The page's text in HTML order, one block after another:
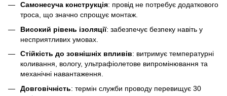
Самонесуча конструкція: провід не потребує додаткового
троса, що значно спрощує монтаж.
Високий рівень ізоляції: забезпечує безпеку навіть у
несприятливих умовах.
Стійкість до зовнішніх впливів: витримує температурні
коливання, вологу, ультрафіолетове випромінювання та
механічні навантаження.
Довговічність: термін служби проводу перевищує 30